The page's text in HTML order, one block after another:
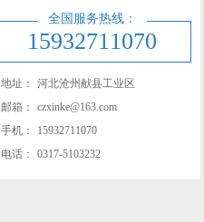
15932711070
全国服务热线：
地址：
河北沧州献县工业区
邮箱：
czxinke@163.com
手机：
15932711070
电话：
0317-5103232